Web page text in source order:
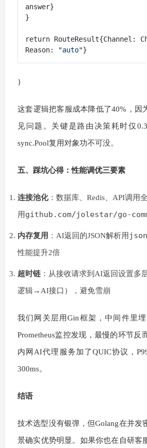
answer}
}
return RouteResult{Channel:
Reason:
"auto"
}
这套逻辑把客服成本降低了40%，因
见问题。关键是路由决策耗时仅
sync.Pool复用对象功不可没。
五、踩坑心得：性能调优三要素
连接池化：数据库、Redis、API调用
用github.com/jolestar/go-
内存复用 ：AI返回的JSON解析用
性能提升2倍
超时链 ：从接收请求到AI返回设置多
逻辑→AI接口），避免雪崩
我们网关层用Gin框架，中间件里
Prometheus监控发现，最慢的环节反
内网AI代理服务加了QUIC协议，
300ms。
结语
技术选型没有银弹，但Golang在并发
景确实优势明显。如果你也在自研客